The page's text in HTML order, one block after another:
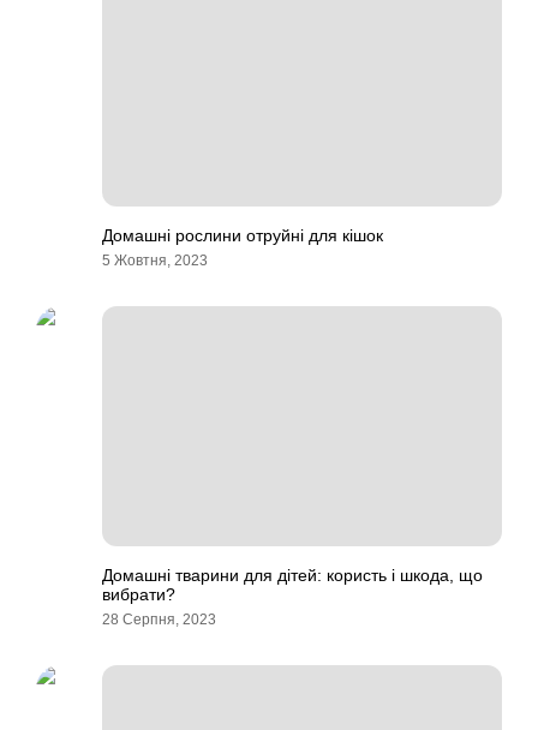
Домашні рослини отруйні для кішок
5 Жовтня, 2023
Домашні тварини для дітей: користь і шкода, що
вибрати?
28 Серпня, 2023